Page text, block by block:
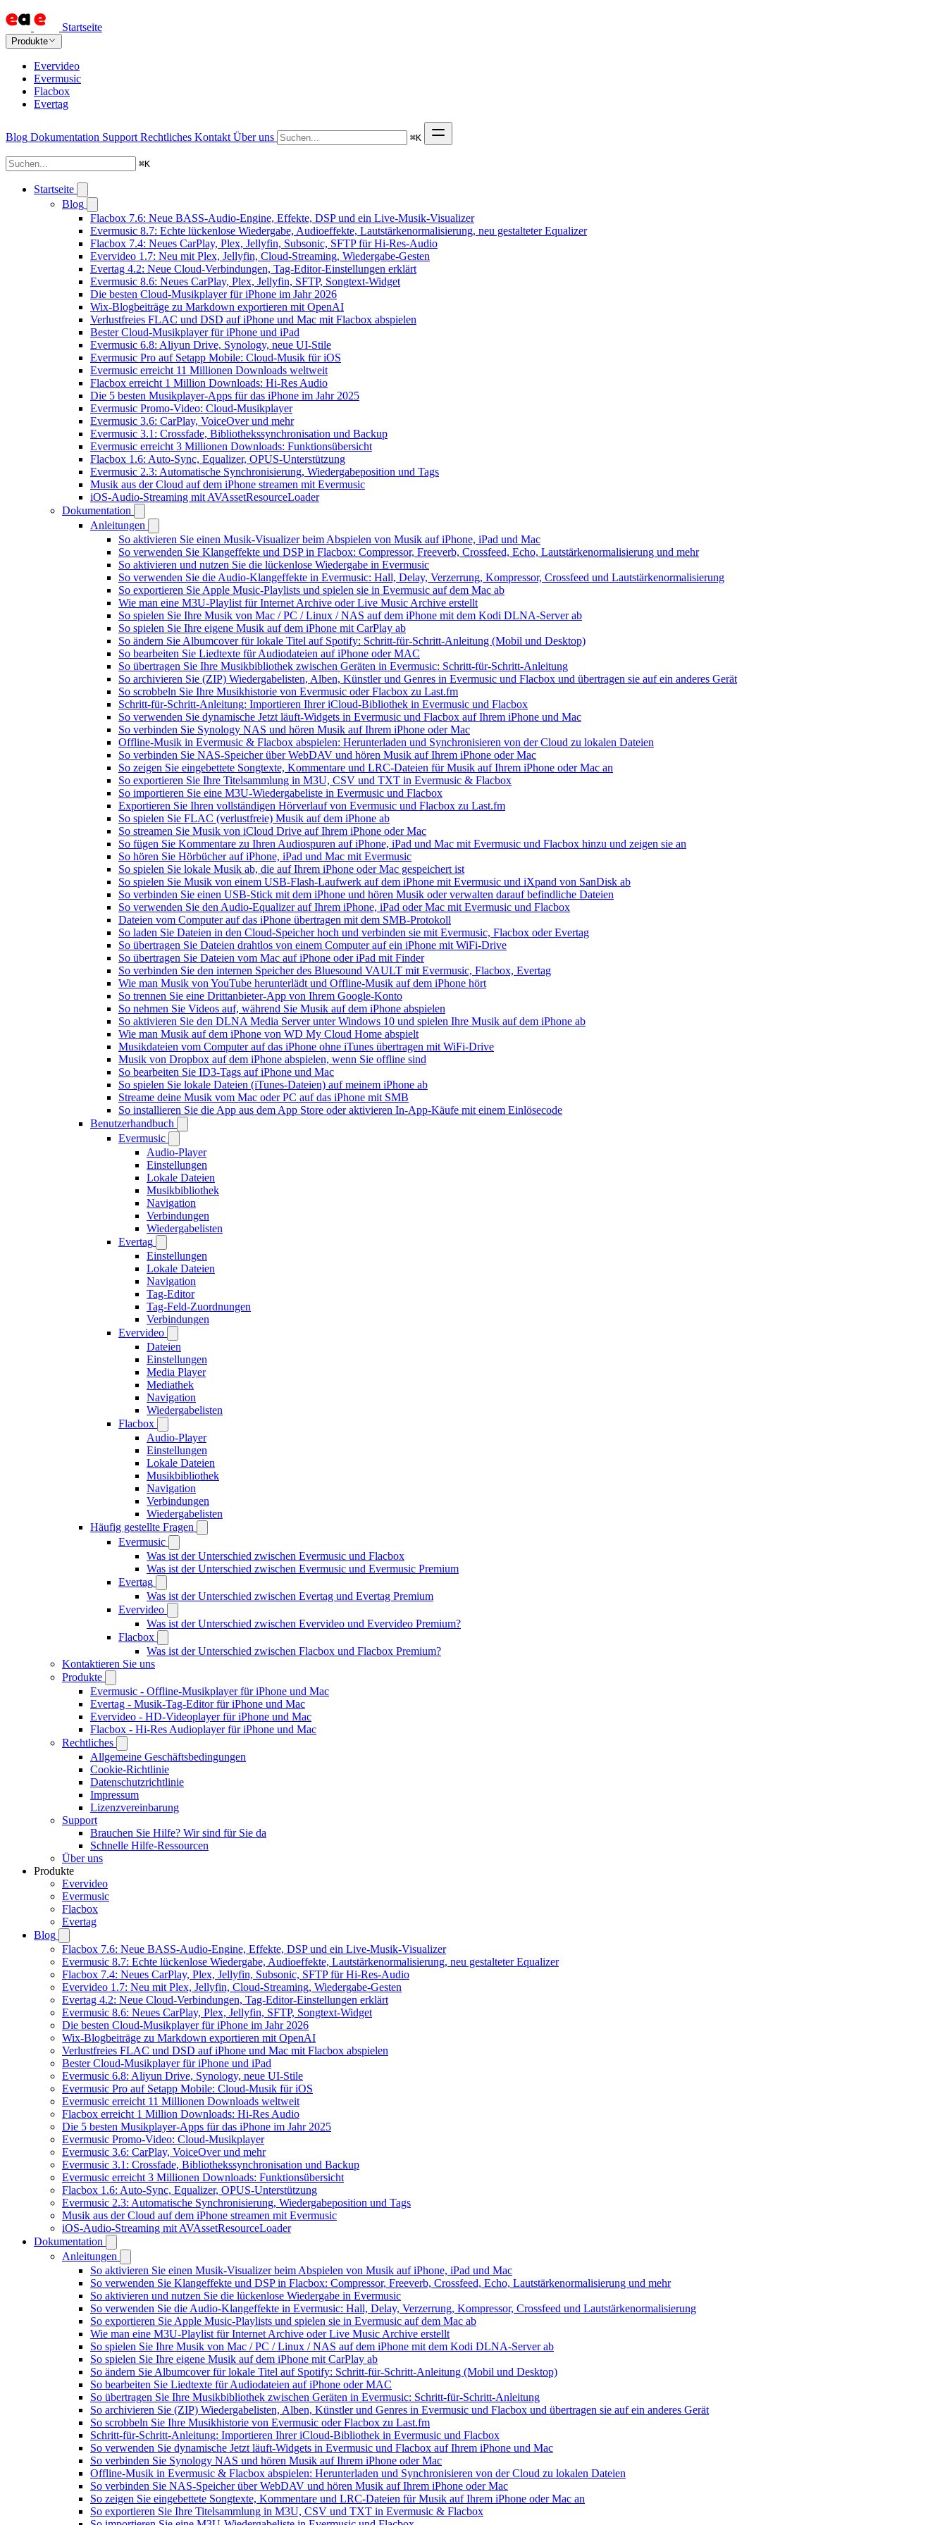
Startseite
Produkte
Evervideo
Evermusic
Flacbox
Evertag
Blog Dokumentation Support Rechtliches Kontakt Über uns ⌘K
⌘K
Startseite
Blog
Flacbox 7.6: Neue BASS-Audio-Engine, Effekte, DSP und ein Live-Musik-Visualizer
Evermusic 8.7: Echte lückenlose Wiedergabe, Audioeffekte, Lautstärkenormalisierung, neu gestalteter Equalizer
Flacbox 7.4: Neues CarPlay, Plex, Jellyfin, Subsonic, SFTP für Hi-Res-Audio
Evervideo 1.7: Neu mit Plex, Jellyfin, Cloud-Streaming, Wiedergabe-Gesten
Evertag 4.2: Neue Cloud-Verbindungen, Tag-Editor-Einstellungen erklärt
Evermusic 8.6: Neues CarPlay, Plex, Jellyfin, SFTP, Songtext-Widget
Die besten Cloud-Musikplayer für iPhone im Jahr 2026
Wix-Blogbeiträge zu Markdown exportieren mit OpenAI
Verlustfreies FLAC und DSD auf iPhone und Mac mit Flacbox abspielen
Bester Cloud-Musikplayer für iPhone und iPad
Evermusic 6.8: Aliyun Drive, Synology, neue UI-Stile
Evermusic Pro auf Setapp Mobile: Cloud-Musik für iOS
Evermusic erreicht 11 Millionen Downloads weltweit
Flacbox erreicht 1 Million Downloads: Hi-Res Audio
Die 5 besten Musikplayer-Apps für das iPhone im Jahr 2025
Evermusic Promo-Video: Cloud-Musikplayer
Evermusic 3.6: CarPlay, VoiceOver und mehr
Evermusic 3.1: Crossfade, Bibliothekssynchronisation und Backup
Evermusic erreicht 3 Millionen Downloads: Funktionsübersicht
Flacbox 1.6: Auto-Sync, Equalizer, OPUS-Unterstützung
Evermusic 2.3: Automatische Synchronisierung, Wiedergabeposition und Tags
Musik aus der Cloud auf dem iPhone streamen mit Evermusic
iOS-Audio-Streaming mit AVAssetResourceLoader
Dokumentation
Anleitungen
So aktivieren Sie einen Musik-Visualizer beim Abspielen von Musik auf iPhone, iPad und Mac
So verwenden Sie Klangeffekte und DSP in Flacbox: Compressor, Freeverb, Crossfeed, Echo, Lautstärkenormalisierung und mehr
So aktivieren und nutzen Sie die lückenlose Wiedergabe in Evermusic
So verwenden Sie die Audio-Klangeffekte in Evermusic: Hall, Delay, Verzerrung, Kompressor, Crossfeed und Lautstärkenormalisierung
So exportieren Sie Apple Music-Playlists und spielen sie in Evermusic auf dem Mac ab
Wie man eine M3U-Playlist für Internet Archive oder Live Music Archive erstellt
So spielen Sie Ihre Musik von Mac / PC / Linux / NAS auf dem iPhone mit dem Kodi DLNA-Server ab
So spielen Sie Ihre eigene Musik auf dem iPhone mit CarPlay ab
So ändern Sie Albumcover für lokale Titel auf Spotify: Schritt-für-Schritt-Anleitung (Mobil und Desktop)
So bearbeiten Sie Liedtexte für Audiodateien auf iPhone oder MAC
So übertragen Sie Ihre Musikbibliothek zwischen Geräten in Evermusic: Schritt-für-Schritt-Anleitung
So archivieren Sie (ZIP) Wiedergabelisten, Alben, Künstler und Genres in Evermusic und Flacbox und übertragen sie auf ein anderes Gerät
So scrobbeln Sie Ihre Musikhistorie von Evermusic oder Flacbox zu Last.fm
Schritt-für-Schritt-Anleitung: Importieren Ihrer iCloud-Bibliothek in Evermusic und Flacbox
So verwenden Sie dynamische Jetzt läuft-Widgets in Evermusic und Flacbox auf Ihrem iPhone und Mac
So verbinden Sie Synology NAS und hören Musik auf Ihrem iPhone oder Mac
Offline-Musik in Evermusic & Flacbox abspielen: Herunterladen und Synchronisieren von der Cloud zu lokalen Dateien
So verbinden Sie NAS-Speicher über WebDAV und hören Musik auf Ihrem iPhone oder Mac
So zeigen Sie eingebettete Songtexte, Kommentare und LRC-Dateien für Musik auf Ihrem iPhone oder Mac an
So exportieren Sie Ihre Titelsammlung in M3U, CSV und TXT in Evermusic & Flacbox
So importieren Sie eine M3U-Wiedergabeliste in Evermusic und Flacbox
Exportieren Sie Ihren vollständigen Hörverlauf von Evermusic und Flacbox zu Last.fm
So spielen Sie FLAC (verlustfreie) Musik auf dem iPhone ab
So streamen Sie Musik von iCloud Drive auf Ihrem iPhone oder Mac
So fügen Sie Kommentare zu Ihren Audiospuren auf iPhone, iPad und Mac mit Evermusic und Flacbox hinzu und zeigen sie an
So hören Sie Hörbücher auf iPhone, iPad und Mac mit Evermusic
So spielen Sie lokale Musik ab, die auf Ihrem iPhone oder Mac gespeichert ist
So spielen Sie Musik von einem USB-Flash-Laufwerk auf dem iPhone mit Evermusic und iXpand von SanDisk ab
So verbinden Sie einen USB-Stick mit dem iPhone und hören Musik oder verwalten darauf befindliche Dateien
So verwenden Sie den Audio-Equalizer auf Ihrem iPhone, iPad oder Mac mit Evermusic und Flacbox
Dateien vom Computer auf das iPhone übertragen mit dem SMB-Protokoll
So laden Sie Dateien in den Cloud-Speicher hoch und verbinden sie mit Evermusic, Flacbox oder Evertag
So übertragen Sie Dateien drahtlos von einem Computer auf ein iPhone mit WiFi-Drive
So übertragen Sie Dateien vom Mac auf iPhone oder iPad mit Finder
So verbinden Sie den internen Speicher des Bluesound VAULT mit Evermusic, Flacbox, Evertag
Wie man Musik von YouTube herunterlädt und Offline-Musik auf dem iPhone hört
So trennen Sie eine Drittanbieter-App von Ihrem Google-Konto
So nehmen Sie Videos auf, während Sie Musik auf dem iPhone abspielen
So aktivieren Sie den DLNA Media Server unter Windows 10 und spielen Ihre Musik auf dem iPhone ab
Wie man Musik auf dem iPhone von WD My Cloud Home abspielt
Musikdateien vom Computer auf das iPhone ohne iTunes übertragen mit WiFi-Drive
Musik von Dropbox auf dem iPhone abspielen, wenn Sie offline sind
So bearbeiten Sie ID3-Tags auf iPhone und Mac
So spielen Sie lokale Dateien (iTunes-Dateien) auf meinem iPhone ab
Streame deine Musik vom Mac oder PC auf das iPhone mit SMB
So installieren Sie die App aus dem App Store oder aktivieren In-App-Käufe mit einem Einlösecode
Benutzerhandbuch
Evermusic
Audio-Player
Einstellungen
Lokale Dateien
Musikbibliothek
Navigation
Verbindungen
Wiedergabelisten
Evertag
Einstellungen
Lokale Dateien
Navigation
Tag-Editor
Tag-Feld-Zuordnungen
Verbindungen
Evervideo
Dateien
Einstellungen
Media Player
Mediathek
Navigation
Wiedergabelisten
Flacbox
Audio-Player
Einstellungen
Lokale Dateien
Musikbibliothek
Navigation
Verbindungen
Wiedergabelisten
Häufig gestellte Fragen
Evermusic
Was ist der Unterschied zwischen Evermusic und Flacbox
Was ist der Unterschied zwischen Evermusic und Evermusic Premium
Evertag
Was ist der Unterschied zwischen Evertag und Evertag Premium
Evervideo
Was ist der Unterschied zwischen Evervideo und Evervideo Premium?
Flacbox
Was ist der Unterschied zwischen Flacbox und Flacbox Premium?
Kontaktieren Sie uns
Produkte
Evermusic - Offline-Musikplayer für iPhone und Mac
Evertag - Musik-Tag-Editor für iPhone und Mac
Evervideo - HD-Videoplayer für iPhone und Mac
Flacbox - Hi-Res Audioplayer für iPhone und Mac
Rechtliches
Allgemeine Geschäftsbedingungen
Cookie-Richtlinie
Datenschutzrichtlinie
Impressum
Lizenzvereinbarung
Support
Brauchen Sie Hilfe? Wir sind für Sie da
Schnelle Hilfe-Ressourcen
Über uns
Produkte
Evervideo
Evermusic
Flacbox
Evertag
Blog
Flacbox 7.6: Neue BASS-Audio-Engine, Effekte, DSP und ein Live-Musik-Visualizer
Evermusic 8.7: Echte lückenlose Wiedergabe, Audioeffekte, Lautstärkenormalisierung, neu gestalteter Equalizer
Flacbox 7.4: Neues CarPlay, Plex, Jellyfin, Subsonic, SFTP für Hi-Res-Audio
Evervideo 1.7: Neu mit Plex, Jellyfin, Cloud-Streaming, Wiedergabe-Gesten
Evertag 4.2: Neue Cloud-Verbindungen, Tag-Editor-Einstellungen erklärt
Evermusic 8.6: Neues CarPlay, Plex, Jellyfin, SFTP, Songtext-Widget
Die besten Cloud-Musikplayer für iPhone im Jahr 2026
Wix-Blogbeiträge zu Markdown exportieren mit OpenAI
Verlustfreies FLAC und DSD auf iPhone und Mac mit Flacbox abspielen
Bester Cloud-Musikplayer für iPhone und iPad
Evermusic 6.8: Aliyun Drive, Synology, neue UI-Stile
Evermusic Pro auf Setapp Mobile: Cloud-Musik für iOS
Evermusic erreicht 11 Millionen Downloads weltweit
Flacbox erreicht 1 Million Downloads: Hi-Res Audio
Die 5 besten Musikplayer-Apps für das iPhone im Jahr 2025
Evermusic Promo-Video: Cloud-Musikplayer
Evermusic 3.6: CarPlay, VoiceOver und mehr
Evermusic 3.1: Crossfade, Bibliothekssynchronisation und Backup
Evermusic erreicht 3 Millionen Downloads: Funktionsübersicht
Flacbox 1.6: Auto-Sync, Equalizer, OPUS-Unterstützung
Evermusic 2.3: Automatische Synchronisierung, Wiedergabeposition und Tags
Musik aus der Cloud auf dem iPhone streamen mit Evermusic
iOS-Audio-Streaming mit AVAssetResourceLoader
Dokumentation
Anleitungen
So aktivieren Sie einen Musik-Visualizer beim Abspielen von Musik auf iPhone, iPad und Mac
So verwenden Sie Klangeffekte und DSP in Flacbox: Compressor, Freeverb, Crossfeed, Echo, Lautstärkenormalisierung und mehr
So aktivieren und nutzen Sie die lückenlose Wiedergabe in Evermusic
So verwenden Sie die Audio-Klangeffekte in Evermusic: Hall, Delay, Verzerrung, Kompressor, Crossfeed und Lautstärkenormalisierung
So exportieren Sie Apple Music-Playlists und spielen sie in Evermusic auf dem Mac ab
Wie man eine M3U-Playlist für Internet Archive oder Live Music Archive erstellt
So spielen Sie Ihre Musik von Mac / PC / Linux / NAS auf dem iPhone mit dem Kodi DLNA-Server ab
So spielen Sie Ihre eigene Musik auf dem iPhone mit CarPlay ab
So ändern Sie Albumcover für lokale Titel auf Spotify: Schritt-für-Schritt-Anleitung (Mobil und Desktop)
So bearbeiten Sie Liedtexte für Audiodateien auf iPhone oder MAC
So übertragen Sie Ihre Musikbibliothek zwischen Geräten in Evermusic: Schritt-für-Schritt-Anleitung
So archivieren Sie (ZIP) Wiedergabelisten, Alben, Künstler und Genres in Evermusic und Flacbox und übertragen sie auf ein anderes Gerät
So scrobbeln Sie Ihre Musikhistorie von Evermusic oder Flacbox zu Last.fm
Schritt-für-Schritt-Anleitung: Importieren Ihrer iCloud-Bibliothek in Evermusic und Flacbox
So verwenden Sie dynamische Jetzt läuft-Widgets in Evermusic und Flacbox auf Ihrem iPhone und Mac
So verbinden Sie Synology NAS und hören Musik auf Ihrem iPhone oder Mac
Offline-Musik in Evermusic & Flacbox abspielen: Herunterladen und Synchronisieren von der Cloud zu lokalen Dateien
So verbinden Sie NAS-Speicher über WebDAV und hören Musik auf Ihrem iPhone oder Mac
So zeigen Sie eingebettete Songtexte, Kommentare und LRC-Dateien für Musik auf Ihrem iPhone oder Mac an
So exportieren Sie Ihre Titelsammlung in M3U, CSV und TXT in Evermusic & Flacbox